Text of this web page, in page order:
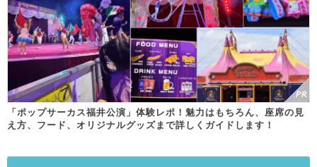
「ポップサーカス福井公演」体験レポ！魅力はもちろん、座席の見
え方、フード、オリジナルグッズまで詳しくガイドします！